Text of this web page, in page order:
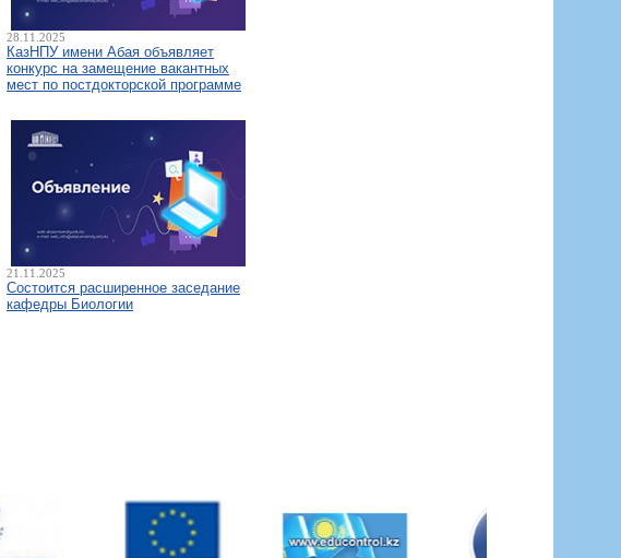
28.11.2025
КазНПУ имени Абая объявляет
конкурс на замещение вакантных
мест по постдокторской программе
21.11.2025
Состоится расширенное заседание
кафедры Биологии